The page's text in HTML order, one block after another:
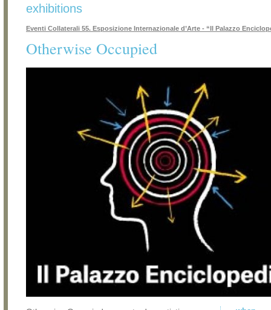
exhibitions
Eventi Collaterali 55. Esposizione Internazionale d’Arte - “Il Palazzo
Otherwise Occupied